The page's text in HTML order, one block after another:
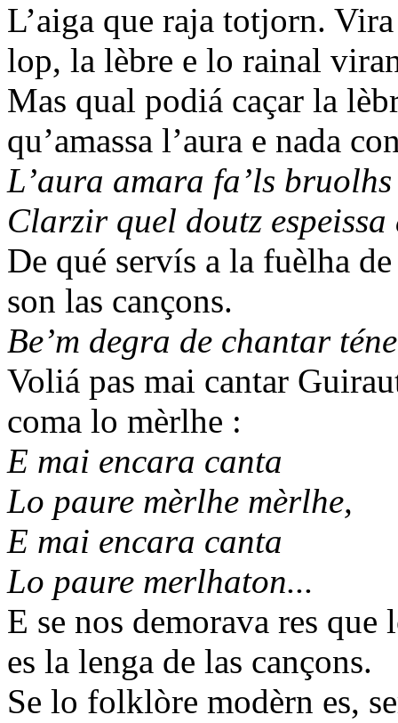
L’aiga que raja totjorn.
lop, la lèbre e lo rainal
Mas qual podiá caçar la
qu’amassa l’aura e nada
L’aura amara fa’ls
Clarzir quel doutz
De qué servís a la fuèlha
son las cançons.
Be’m degra de chantar
Voliá pas mai cantar
coma lo mèrlhe :
E mai encara canta
Lo paure mèrlhe mèrlhe,
E mai encara canta
Lo paure merlhaton...
E se nos demorava res que
es la lenga de las cançons.
Se lo folklòre modèrn es,